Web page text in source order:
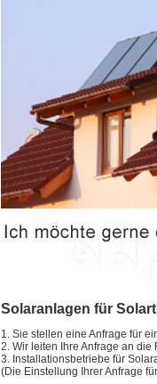
Solaranlagen für
1. Sie stellen eine Anfrage für
2. Wir leiten Ihre Anfrage an
3. Installationsbetriebe für
(Die Einstellung Ihrer Anfrage